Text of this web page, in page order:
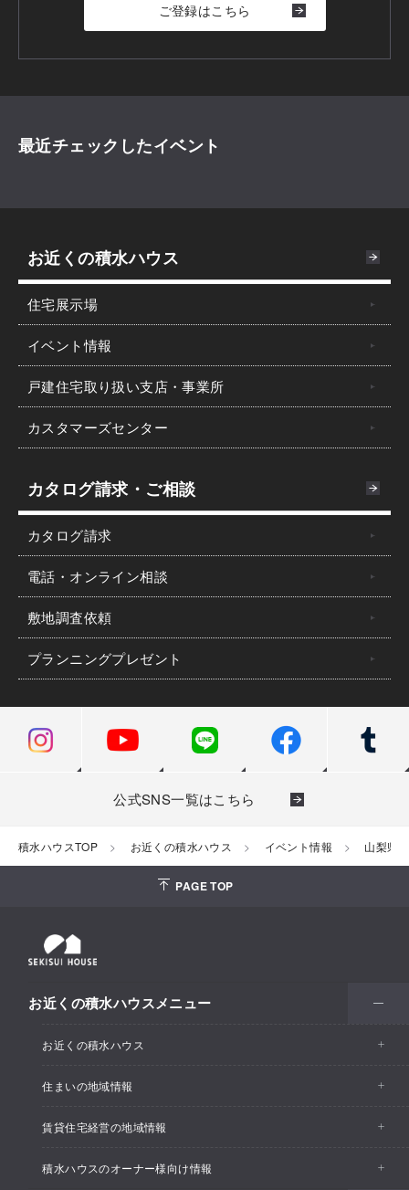
ご登録はこちら
最近チェックしたイベント
お近くの積水ハウス
住宅展示場
イベント情報
戸建住宅取り扱い支店・事業所
カスタマーズセンター
カタログ請求・ご相談
カタログ請求
電話・オンライン相談
敷地調査依頼
プランニングプレゼント
公式SNS一覧はこちら
積水ハウスTOP お近くの積水ハウス イベント情報 山梨県
PAGE TOP
お近くの積水ハウスメニュー
お近くの積水ハウス
お近くの積水ハウストップ
住まいの地域情報
イベント情報
住宅展示場・ショールーム情報
賃貸住宅経営の地域情報
イベント情報
積水ハウスのオーナー様向け情報